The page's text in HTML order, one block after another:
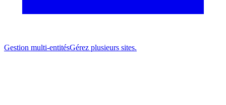
Gestion multi-entitésGérez plusieurs sites.